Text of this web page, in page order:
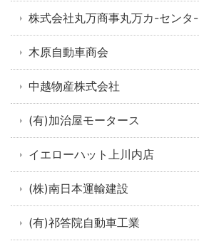
株式会社丸万商事丸万カ-センタ-
木原自動車商会
中越物産株式会社
(有)加治屋モータース
イエローハット上川内店
(株)南日本運輸建設
(有)祁答院自動車工業